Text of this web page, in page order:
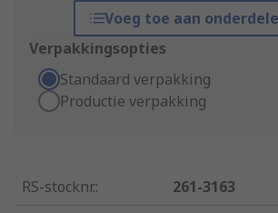
Voeg toe aan
Verpakkingsopties
Standaard verpakking
Productie verpakking
RS-stocknr.:
261-3163